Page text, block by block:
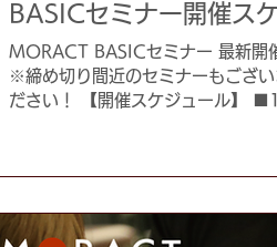
BASICセミナー開催ス
MORACT BASICセミナー 最新開
※締め切り間近のセミナーもござい
ださい！ 【開催スケジュール】